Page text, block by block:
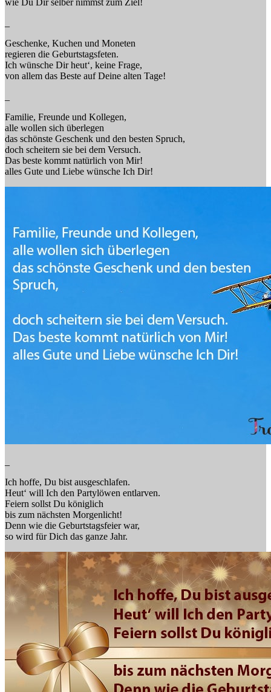
wie Du Dir selber nimmst zum Ziel!
Geschenke, Kuchen und Moneten
regieren die Geburtstagsfeten.
Ich wünsche Dir heut‘, keine Frage,
von allem das Beste auf Deine alten Tage!
Familie, Freunde und Kollegen,
alle wollen sich überlegen
das schönste Geschenk und den besten Spruch,
doch scheitern sie bei dem Versuch.
Das beste kommt natürlich von Mir!
alles Gute und Liebe wünsche Ich Dir!
Ich hoffe, Du bist ausgeschlafen.
Heut‘ will Ich den Partylöwen entlarven.
Feiern sollst Du königlich
bis zum nächsten Morgenlicht!
Denn wie die Geburtstagsfeier war,
so wird für Dich das ganze Jahr.